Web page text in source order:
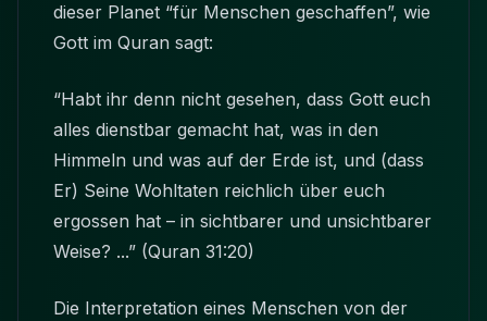
dieser Planet “für Menschen geschaffen”, wie
Gott im Quran sagt:
“Habt ihr denn nicht gesehen, dass Gott euch
alles dienstbar gemacht hat, was in den
Himmeln und was auf der Erde ist, und (dass
Er) Seine Wohltaten reichlich über euch
ergossen hat – in sichtbarer und unsichtbarer
Weise? ...” (Quran 31:20)
Die Interpretation eines Menschen von der